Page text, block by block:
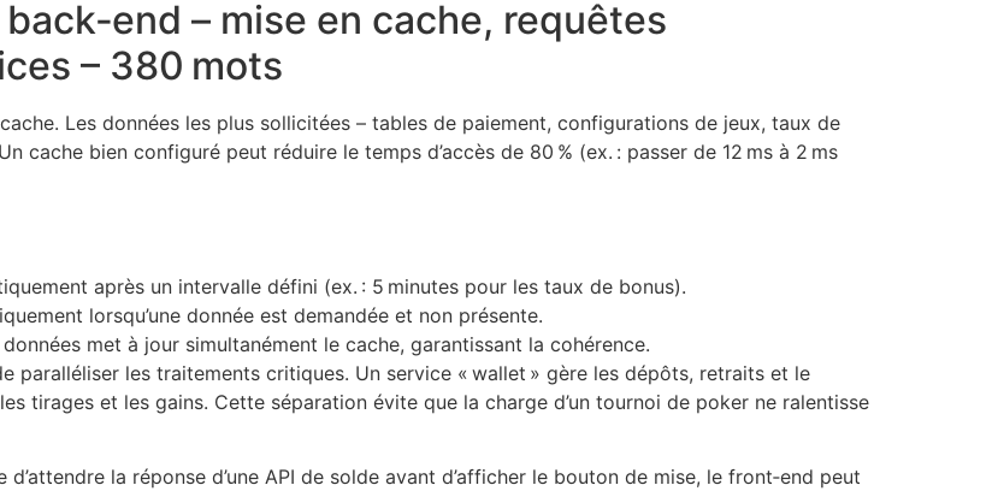
– mise en cache, requêtes
– 380 mots
Les données les plus sollicitées – tables de paiement, configurations de jeux, taux de
cache bien configuré peut réduire le temps d’accès de 80 % (ex. : passer de 12 ms à 2 ms
après un intervalle défini (ex. : 5 minutes pour les taux de bonus).
lorsqu’une donnée est demandée et non présente.
met à jour simultanément le cache, garantissant la cohérence.
paralléliser les traitements critiques. Un service « wallet » gère les dépôts, retraits et le
tirages et les gains. Cette séparation évite que la charge d’un tournoi de poker ne ralentisse
la réponse d’une API de solde avant d’afficher le bouton de mise, le front‑end peut